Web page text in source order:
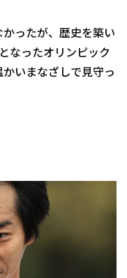
ったが、歴史を築い
なったオリンピック
いまなざしで見守っ